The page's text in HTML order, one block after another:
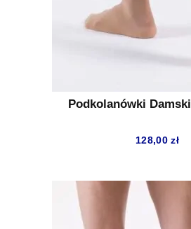
Podkolanówki
128,00zł